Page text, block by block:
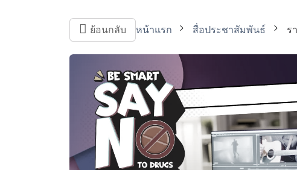
ย้อนกลับ หน้าแรก สื่อประชาสัมพันธ์ ร